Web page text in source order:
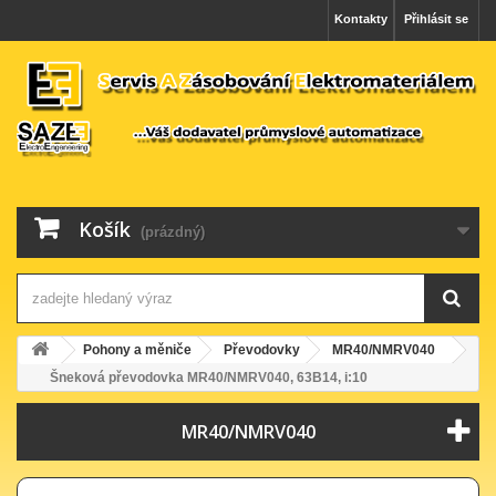
Přihlásit se
Kontakty
Košík (prázdný)
Pohony a měniče Převodovky
MR40/NMRV040
Šneková převodovka MR40/NMRV040, 63B14, i:10
MR40/NMRV040